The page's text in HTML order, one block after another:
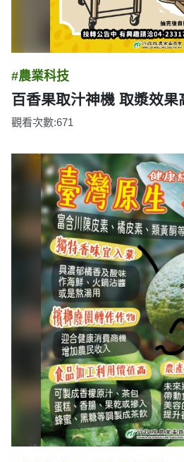
#農業科技
百香果取汁神機 取漿效果
觀看次數:671